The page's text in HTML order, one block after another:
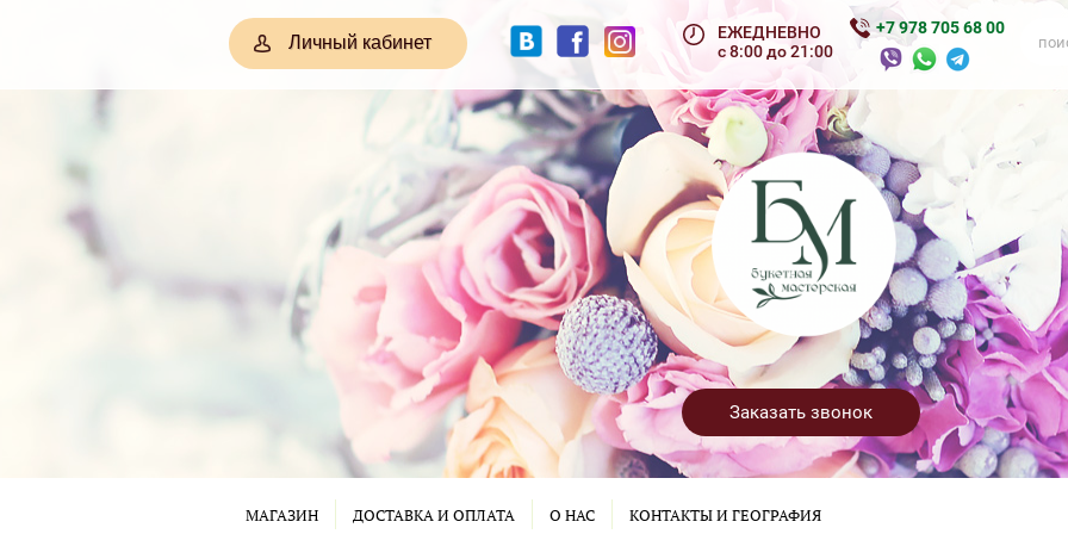
Личный кабинет
ЕЖЕДНЕВНО
с 8:00 до 21:00
+7 978 705 68 00
Заказать звонок
МАГАЗИН ДОСТАВКА И ОПЛАТА О НАС КОНТАКТЫ И ГЕОГРАФИЯ